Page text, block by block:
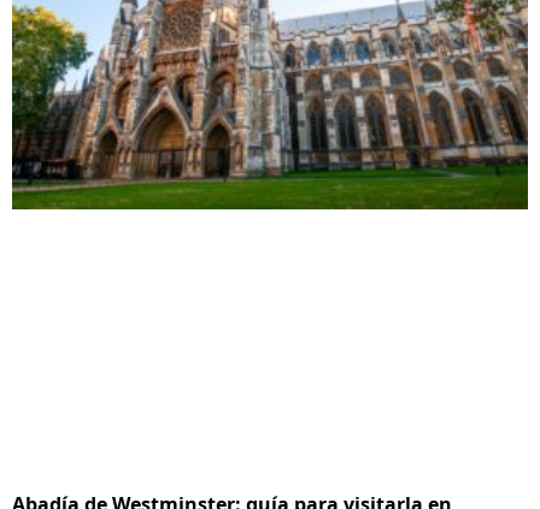
Abadía de Westminster: guía para visitarla en